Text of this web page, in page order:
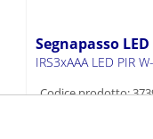
Segnapasso LED
IRS3xAAA LED PIR
Codice prodotto: